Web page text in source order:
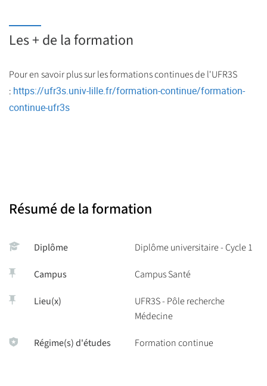
Les + de la formation
Pour en savoir plus sur les formations continues de l'UFR3S
: https://ufr3s.univ-lille.fr/formation-continue/formation-
continue-ufr3s
Résumé de la formation
Diplôme Diplôme universitaire - Cycle 1
Campus Campus Santé
Lieu(x)
UFR3S - Pôle recherche
Médecine
Régime(s) d'études Formation continue